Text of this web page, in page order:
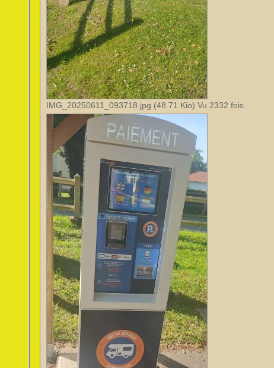
IMG_20250611_093718.jpg (48.71 Kio) Vu 2332 fois